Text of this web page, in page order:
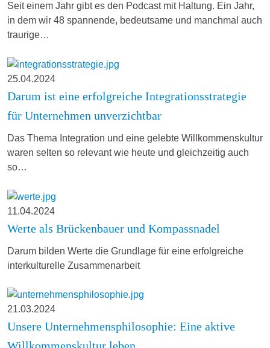
Seit einem Jahr gibt es den Podcast mit Haltung. Ein Jahr,
in dem wir 48 spannende, bedeutsame und manchmal auch
traurige…
25.04.2024
Darum ist eine erfolgreiche Integrationsstrategie
für Unternehmen unverzichtbar
Das Thema Integration und eine gelebte Willkommenskultur
waren selten so relevant wie heute und gleichzeitig auch
so…
11.04.2024
Werte als Brückenbauer und Kompassnadel
Darum bilden Werte die Grundlage für eine erfolgreiche
interkulturelle Zusammenarbeit
21.03.2024
Unsere Unternehmensphilosophie: Eine aktive